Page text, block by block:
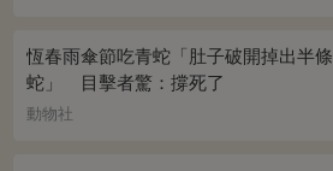
恆春雨傘節吃青蛇「肚子破開掉出半條
蛇」 目擊者驚：撐死了
動物社